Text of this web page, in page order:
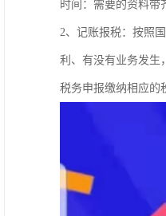
时间：需要的资料
2、记账报税：按照
利、有没有业务发生
税务申报缴纳相应的